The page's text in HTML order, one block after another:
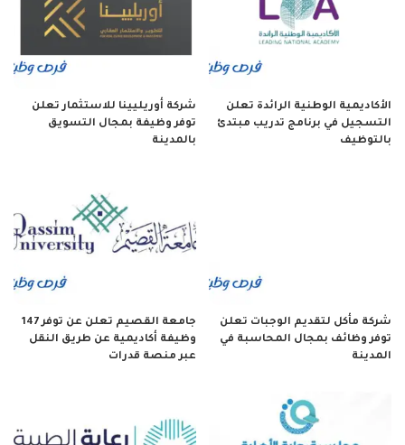
الأكاديمية الوطنية الرائدة تعلن
التسجيل في برنامج تدريب مبتدئ
بالتوظيف
شركة أوريليينا للاستثمار تعلن
توفر وظيفة بمجال التسويق
بالمدينة
شركة مأكل لتقديم الوجبات تعلن
توفر وظائف بمجال المحاسبة في
المدينة
جامعة القصيم تعلن عن توفر 147
وظيفة أكاديمية عن طريق النقل
عبر منصة قدرات